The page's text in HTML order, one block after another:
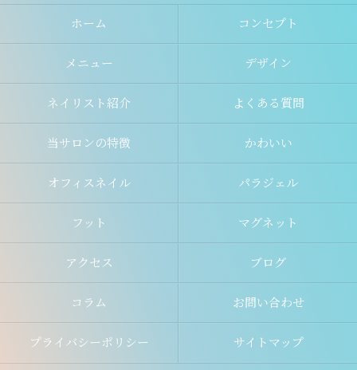
ホーム コンセプト
メニュー デザイン
ネイリスト紹介 よくある質問
当サロンの特徴 かわいい
オフィスネイル パラジェル
フット マグネット
アクセス ブログ
コラム お問い合わせ
プライバシーポリシー サイトマップ